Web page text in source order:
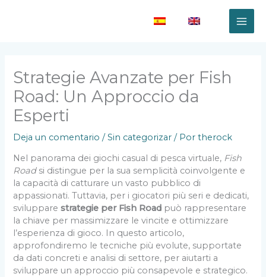
Strategie Avanzate per Fish
Road: Un Approccio da
Esperti
Deja un comentario /Sin categorizar / Portherock
Nel panorama dei giochi casual di pesca virtuale, Fish
Roadsi distingue per la sua semplicità coinvolgente e
la capacità di catturare un vasto pubblico di
appassionati. Tuttavia, per i giocatori più seri e dedicati,
svilupparestrategie per Fish Road può rappresentare
la chiave per massimizzare le vincite e ottimizzare
l’esperienza di gioco. In questo articolo,
approfondiremo le tecniche più evolute, supportate
da dati concreti e analisi di settore, per aiutarti a
sviluppare un approccio più consapevole e strategico.